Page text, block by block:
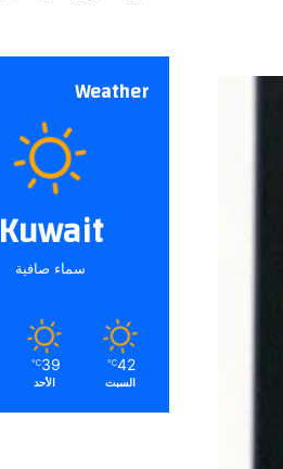
Weather
Kuwait
سماء صافية
42
℃
السبت
39
℃
الأحد